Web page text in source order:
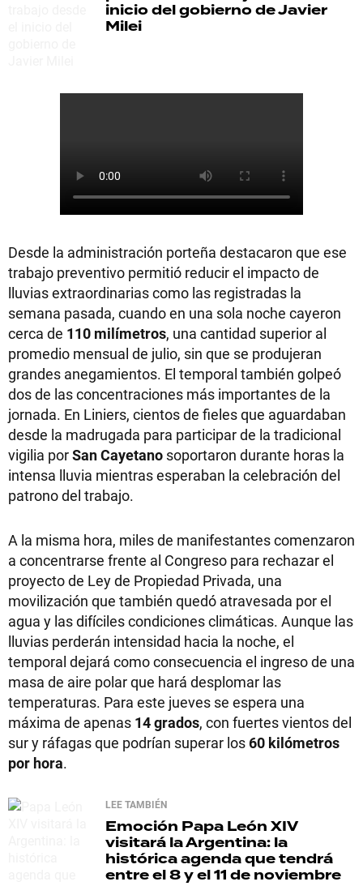
inicio del gobierno de Javier
Milei
Desde la administración porteña destacaron que ese
trabajo preventivo permitió reducir el impacto de
lluvias extraordinarias como las registradas la
semana pasada, cuando en una sola noche cayeron
cerca de 110 milímetros, una cantidad superior al
promedio mensual de julio, sin que se produjeran
grandes anegamientos. El temporal también golpeó
dos de las concentraciones más importantes de la
jornada. En Liniers, cientos de fieles que aguardaban
desde la madrugada para participar de la tradicional
vigilia porSan Cayetano soportaron durante horas la
intensa lluvia mientras esperaban la celebración del
patrono del trabajo.
A la misma hora, miles de manifestantes comenzaron
a concentrarse frente al Congreso para rechazar el
proyecto de Ley de Propiedad Privada, una
movilización que también quedó atravesada por el
agua y las difíciles condiciones climáticas. Aunque las
lluvias perderán intensidad hacia la noche, el
temporal dejará como consecuencia el ingreso de una
masa de aire polar que hará desplomar las
temperaturas. Para este jueves se espera una
máxima de apenas 14 grados, con fuertes vientos del
sur y ráfagas que podrían superar los60 kilómetros
por hora.
LEE TAMBIÉN
Emoción Papa León XIV
visitará la Argentina: la
histórica agenda que tendrá
entre el 8 y el 11 de noviembre